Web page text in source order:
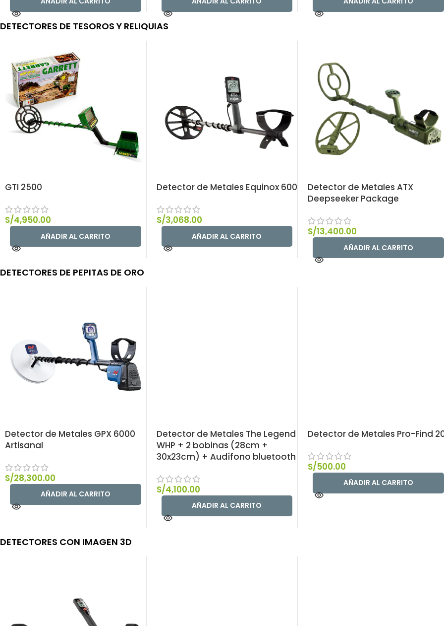
DETECTORES DE TESOROS Y RELIQUIAS
GTI 2500
S/4,950.00
AÑADIR AL CARRITO
Detector de Metales Equinox 600
S/3,068.00
AÑADIR AL CARRITO
Detector de Metales ATX
Deepseeker Package
S/13,400.00
AÑADIR AL CARRITO
DETECTORES DE PEPITAS DE ORO
Detector de Metales GPX 6000
Artisanal
S/28,300.00
AÑADIR AL CARRITO
Detector de Metales The Legend
WHP + 2 bobinas (28cm +
30x23cm) + Audífono bluetooth
S/4,100.00
AÑADIR AL CARRITO
Detector de Metales Pro-Find
S/500.00
AÑADIR AL CARRITO
DETECTORES CON IMAGEN 3D